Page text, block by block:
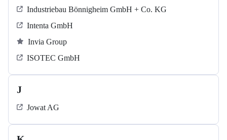
Industriebau Bönnigheim GmbH + Co. KG
Intenta GmbH
Invia Group
ISOTEC GmbH
J
Jowat AG